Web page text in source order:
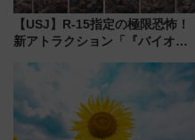
【USJ】R-15指定の極限恐怖！
新アトラクション「『バイオハ
ブ」今秋登場 ―予測不能の恐
怖に泣き叫べ―